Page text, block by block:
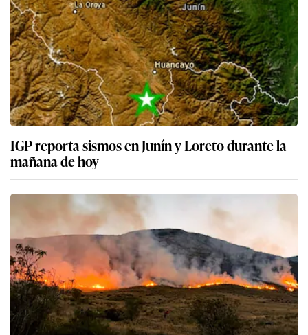
IGP reporta sismos en Junín y Loreto durante la
mañana de hoy